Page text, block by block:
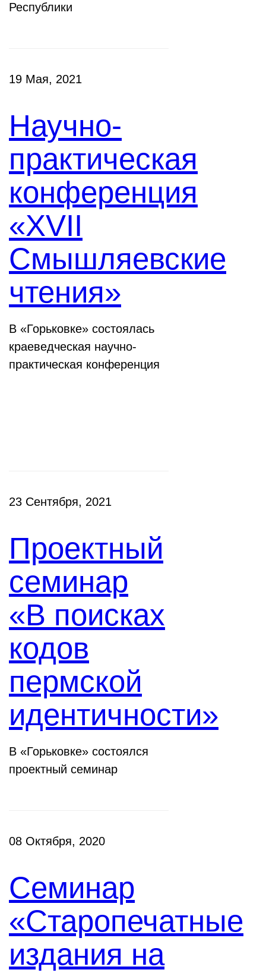
Республики
19 Мая, 2021
Научно-
практическая
конференция
«XVII
Смышляевские
чтения»
В «Горьковке» состоялась
краеведческая научно-
практическая конференция
23 Сентября, 2021
Проектный
семинар
«В поисках
кодов
пермской
идентичности»
В «Горьковке» состоялся
проектный семинар
08 Октября, 2020
Семинар
«Старопечатные
издания на